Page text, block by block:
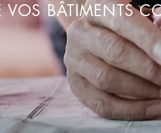
VOS BÂTIMENTS